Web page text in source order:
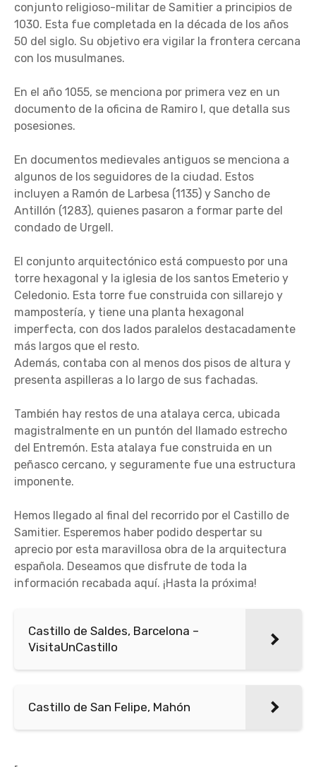
conjunto religioso-militar de Samitier a principios de
1030. Esta fue completada en la década de los años
50 del siglo. Su objetivo era vigilar la frontera cercana
con los musulmanes.
En el año 1055, se menciona por primera vez en un
documento de la oficina de Ramiro I, que detalla sus
posesiones.
En documentos medievales antiguos se menciona a
algunos de los seguidores de la ciudad. Estos
incluyen a Ramón de Larbesa (1135) y Sancho de
Antillón (1283), quienes pasaron a formar parte del
condado de Urgell.
El conjunto arquitectónico está compuesto por una
torre hexagonal y la iglesia de los santos Emeterio y
Celedonio. Esta torre fue construida con sillarejo y
mampostería, y tiene una planta hexagonal
imperfecta, con dos lados paralelos destacadamente
más largos que el resto.
Además, contaba con al menos dos pisos de altura y
presenta aspilleras a lo largo de sus fachadas.
También hay restos de una atalaya cerca, ubicada
magistralmente en un puntón del llamado estrecho
del Entremón. Esta atalaya fue construida en un
peñasco cercano, y seguramente fue una estructura
imponente.
Hemos llegado al final del recorrido por el Castillo de
Samitier. Esperemos haber podido despertar su
aprecio por esta maravillosa obra de la arquitectura
española. Deseamos que disfrute de toda la
información recabada aquí. ¡Hasta la próxima!
Castillo de Saldes, Barcelona –
VisitaUnCastillo
Castillo de San Felipe, Mahón